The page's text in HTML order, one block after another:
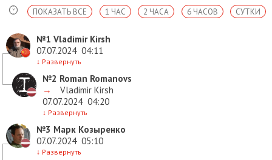
СУТКИ
6 ЧАСОВ
2 ЧАСА
1 ЧАС
ПОКАЗАТЬ ВСЕ
№1 Vladimir Kirsh
07.07.2024 04:11
↓ Развернуть
№2 Roman Romanovs
→
Vladimir Kirsh
07.07.2024 04:20
↓ Развернуть
№3 Марк Козыренко
07.07.2024 05:10
↓ Развернуть